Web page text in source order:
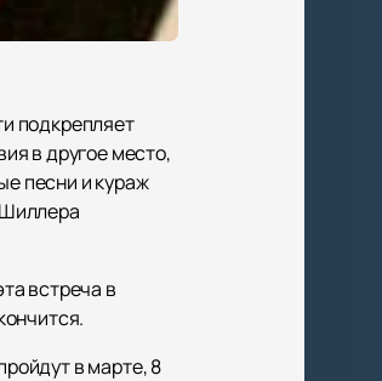
подкрепляет
в другое место,
песни и кураж
встреча в
в марте, 8